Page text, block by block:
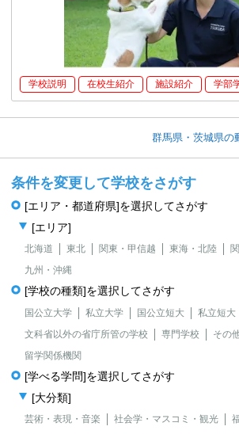
学校説明 在校生紹介 施設紹介 学部
群馬県・茨城県の
条件を変更して学校をさがす
[エリア・都道府県]を選択してさがす
[エリア]
北海道 東北 関東・甲信越 東海・北陸
九州・沖縄
[学校の種類]を選択してさがす
国公立大学 私立大学 国公立短大 私立短大
文科省以外の省庁所管の学校
専門学校
その
留学関係機関
[学べる学問]を選択してさがす
[大分類]
芸術・表現・音楽 社会学・マスコミ・観光